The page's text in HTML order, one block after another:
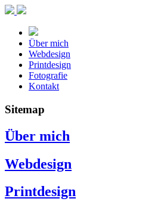
Über mich
Webdesign
Printdesign
Fotografie
Kontakt
Sitemap
Über mich
Webdesign
Printdesign